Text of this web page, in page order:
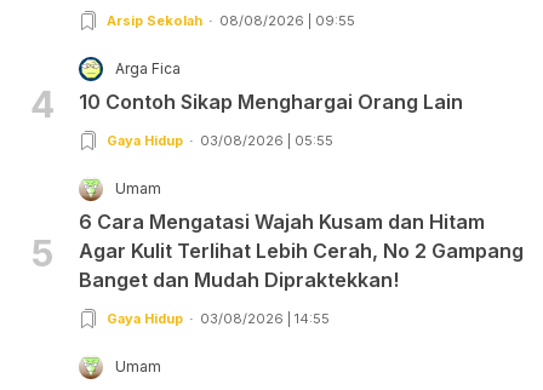
Arsip Sekolah 08/08/2026 | 09:55
4
Arga Fica
10 Contoh Sikap Menghargai Orang Lain
Gaya Hidup 03/08/2026 | 05:55
5
Umam
6 Cara Mengatasi Wajah Kusam dan Hitam
Agar Kulit Terlihat Lebih Cerah, No 2 Gampang
Banget dan Mudah Dipraktekkan!
Gaya Hidup 03/08/2026 | 14:55
Umam